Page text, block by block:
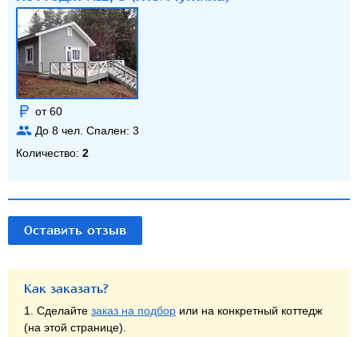
от 60
До 8 чел. Спален: 3
Количество: 2
Оставить отзыв
Как заказать?
1. Сделайте заказ на подбор или на конкретный коттедж
(на этой странице).